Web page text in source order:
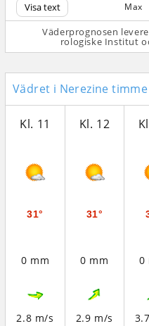
Visa text Max
Väderprognosen
rologiske Institut
Vädret i Nerezine
Kl. 11
31°
0 mm
2.8 m/s
Kl. 12
31°
0 mm
2.9 m/s
0